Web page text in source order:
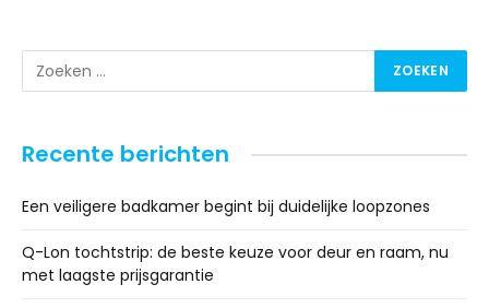
Recente berichten
Een veiligere badkamer begint bij duidelijke loopzones
Q-Lon tochtstrip: de beste keuze voor deur en raam, nu
met laagste prijsgarantie